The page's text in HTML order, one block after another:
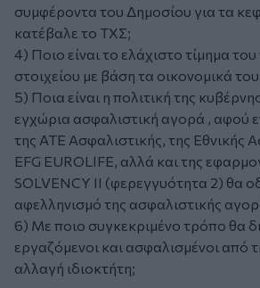
συμφέροντα του Δημοσίου για τα
κατέβαλε το ΤΧΣ;
4) Ποιο είναι το ελάχιστο τίμημα
στοιχείου με βάση τα οικονομικά
5) Ποια είναι η πολιτική της
εγχώρια ασφαλιστική αγορά , αφού
της ΑΤΕ Ασφαλιστικής, της Εθνικής
EFG EUROLIFE, αλλά και της
SOLVENCY II (φερεγγυότητα 2) θα
αφελληνισμό της ασφαλιστικής
6) Με ποιο συγκεκριμένο τρόπο θα
εργαζόμενοι και ασφαλισμένοι από
αλλαγή ιδιοκτήτη;